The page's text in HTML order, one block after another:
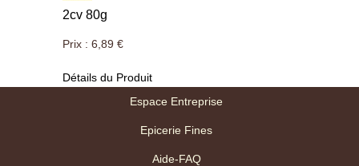
2cv 80g
Prix : 6,89 €
Détails du Produit
Espace Entreprise
Epicerie Fines
Aide-FAQ